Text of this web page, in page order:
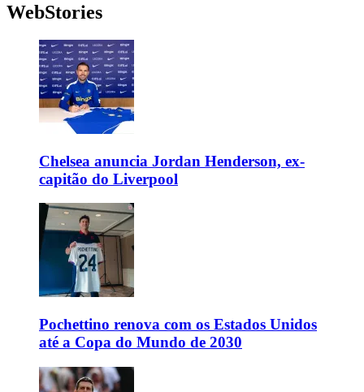
WebStories
Chelsea anuncia Jordan Henderson, ex-
capitão do Liverpool
Pochettino renova com os Estados Unidos
até a Copa do Mundo de 2030